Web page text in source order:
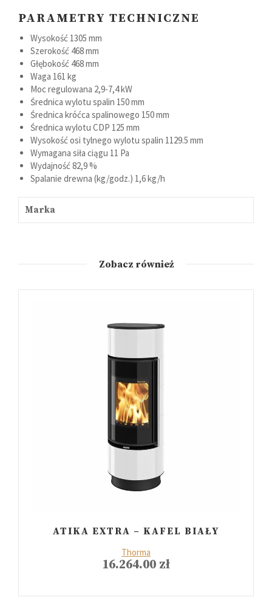
PARAMETRY TECHNICZNE
Wysokość 1305 mm
Szerokość 468 mm
Głębokość 468 mm
Waga 161 kg
Moc regulowana 2,9-7,4 kW
Średnica wylotu spalin 150 mm
Średnica króćca spalinowego 150 mm
Średnica wylotu CDP 125 mm
Wysokość osi tylnego wylotu spalin 1129.5 mm
Wymagana siła ciągu 11 Pa
Wydajność 82,9 %
Spalanie drewna (kg/godz.) 1,6 kg/h
Marka
Zobacz również
ATIKA EXTRA – KAFEL BIAŁY
Thorma
16.264.00 zł